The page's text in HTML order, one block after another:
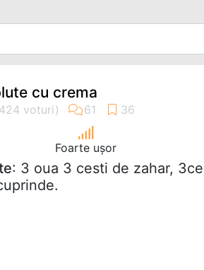
cu crema
Foarte ușor
: 3 oua 3 cesti de zahar,